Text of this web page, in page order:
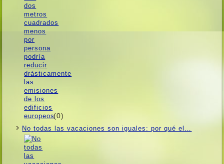
(0)
No todas las vacaciones son iguales: por qué el…